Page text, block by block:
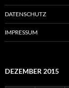
h
DATENSCHUTZ
IMPRESSUM
DEZEMBER 2015